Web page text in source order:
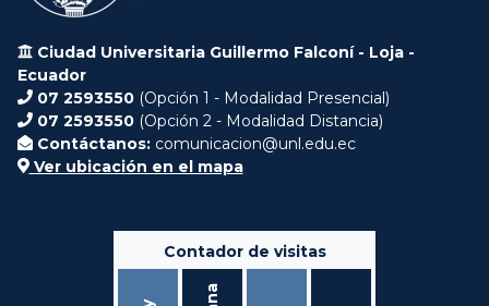
Ciudad Universitaria Guillermo Falconí - Loja -
Ecuador
07 2593550 (Opción 1 - Modalidad Presencial)
07 2593550 (Opción 2 - Modalidad Distancia)
Contáctanos: comunicacion@unl.edu.ec
Ver ubicación en el mapa
Contador de visitas